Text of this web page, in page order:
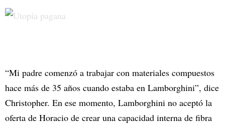
“Mi padre comenzó a trabajar con materiales compuestos
hace más de 35 años cuando estaba en Lamborghini”, dice
Christopher. En ese momento, Lamborghini no aceptó la
oferta de Horacio de crear una capacidad interna de fibra